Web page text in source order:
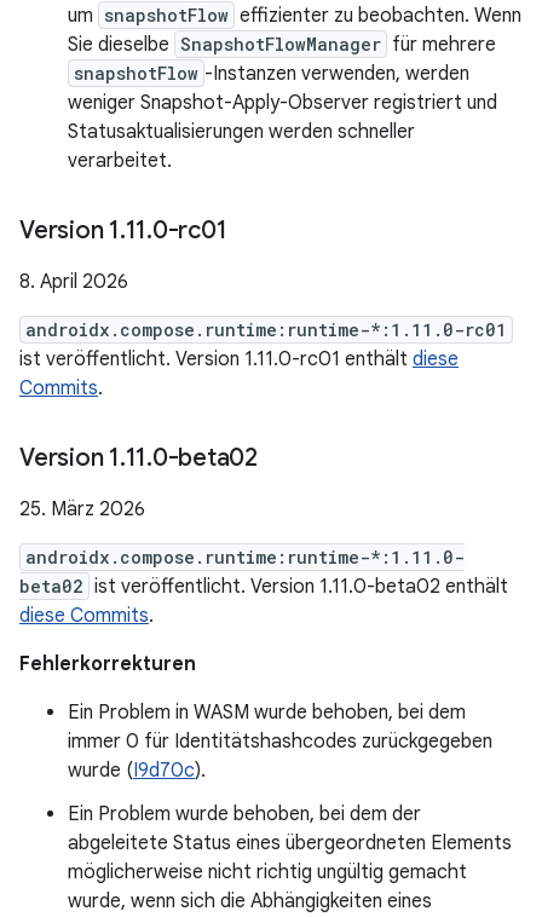
um snapshotFlow effizienter zu beobachten. Wenn
Sie dieselbe SnapshotFlowManager für mehrere
snapshotFlow -Instanzen verwenden, werden
weniger Snapshot-Apply-Observer registriert und
Statusaktualisierungen werden schneller
verarbeitet.
Version 1.11.0-rc01
8. April 2026
androidx.compose.runtime:runtime-*:1.11.0-rc01
ist veröffentlicht. Version 1.11.0-rc01 enthält diese
Commits.
Version 1.11.0-beta02
25. März 2026
androidx.compose.runtime:runtime-*:1.11.0-
beta02 ist veröffentlicht. Version 1.11.0-beta02 enthält
diese Commits.
Fehlerkorrekturen
Ein Problem in WASM wurde behoben, bei dem
immer 0 für Identitätshashcodes zurückgegeben
wurde (I9d70c).
Ein Problem wurde behoben, bei dem der
abgeleitete Status eines übergeordneten Elements
möglicherweise nicht richtig ungültig gemacht
wurde, wenn sich die Abhängigkeiten eines